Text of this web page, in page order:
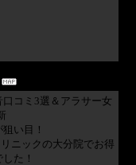
コミ3選＆アラサー女
い目！
ニックの大分院でお得
た！